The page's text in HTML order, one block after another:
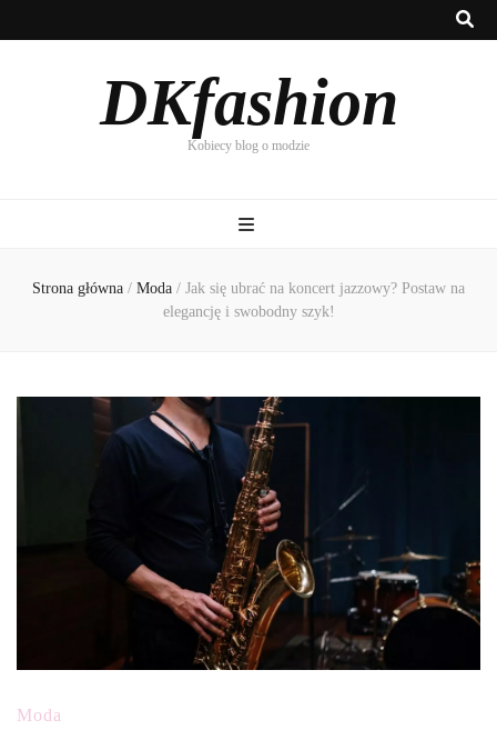
DKfashion
Kobiecy blog o modzie
Strona główna / Moda / Jak się ubrać na koncert jazzowy? Postaw na
elegancję i swobodny szyk!
Moda